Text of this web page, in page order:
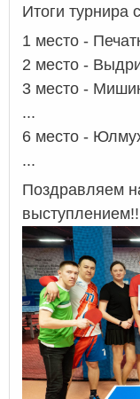
Итоги турнира
1 место -
2 место -
3 место -
...
6 место -
...
Поздравляем